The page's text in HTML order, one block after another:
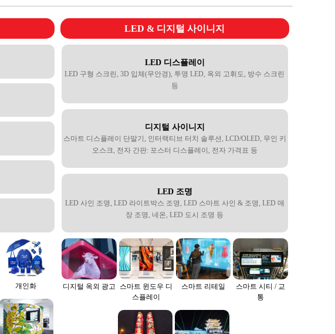
개인화
LED & 디지털 사이니지
LED 디스플레이
LED 구형 스크린, 3D 입체(무안경), 투명 LED, 옥외 고휘도, 방수 스크린
등
디지털 사이니지
스마트 디스플레이 단말기, 인터랙티브 터치 솔루션, LCD/OLED, 무인 키
오스크, 전자 간판: 포스터 디스플레이, 전자 가격표 등
LED 조명
LED 사인 조명, LED 라이트박스 조명, LED 스마트 사인 & 조명, LED 매
장 조명, 네온, LED 도시 조명 등
디지털 옥외 광고
스마트 윈도우 디
스플레이
스마트 리테일
스마트 시티 / 교
통